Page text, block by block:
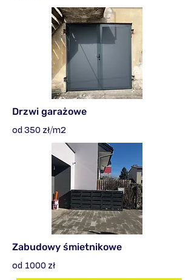
Drzwi garażowe
od 350 zł/m2
Zabudowy śmietnikowe
od 1000 zł